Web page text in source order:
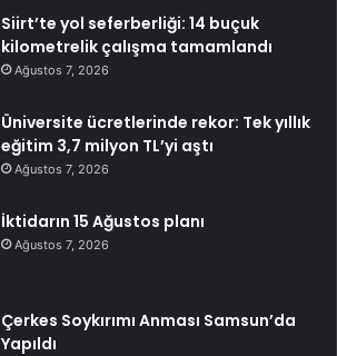
Siirt’te yol seferberliği: 14 buçuk
kilometrelik çalışma tamamlandı
Ağustos 7, 2026
Üniversite ücretlerinde rekor: Tek yıllık
eğitim 3,7 milyon TL’yi aştı
Ağustos 7, 2026
İktidarın 15 Ağustos planı
Ağustos 7, 2026
Çerkes Soykırımı Anması Samsun’da
Yapıldı